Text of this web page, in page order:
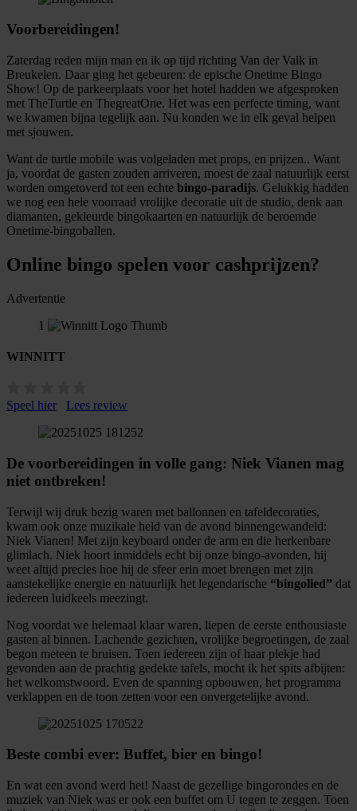
Voorbereidingen!
Zaterdag reden mijn man en ik op tijd richting Van der Valk in
Breukelen. Daar ging het gebeuren: de epische Onetime Bingo
Show! Op de parkeerplaats voor het hotel hadden we afgesproken
met TheTurtle en ThegreatOne. Het was een perfecte timing, want
we kwamen bijna tegelijk aan. Nu konden we in elk geval helpen
met sjouwen.
Want de turtle mobile was volgeladen met props, en prijzen.. Want
ja, voordat de gasten zouden arriveren, moest de zaal natuurlijk eerst
worden omgetoverd tot een echte bingo-paradijs. Gelukkig hadden
we nog een hele voorraad vrolijke decoratie uit de studio, denk aan
diamanten, gekleurde bingokaarten en natuurlijk de beroemde
Onetime-bingoballen.
Online bingo spelen voor cashprijzen?
Advertentie
1
WINNITT
Speel hier Lees review
De voorbereidingen in volle gang: Niek Vianen mag
niet ontbreken!
Terwijl wij druk bezig waren met ballonnen en tafeldecoraties,
kwam ook onze muzikale held van de avond binnengewandeld:
Niek Vianen! Met zijn keyboard onder de arm en die herkenbare
glimlach. Niek hoort inmiddels echt bij onze bingo-avonden, hij
weet altijd precies hoe hij de sfeer erin moet brengen met zijn
aanstekelijke energie en natuurlijk het legendarische “bingolied” dat
iedereen luidkeels meezingt.
Nog voordat we helemaal klaar waren, liepen de eerste enthousiaste
gasten al binnen. Lachende gezichten, vrolijke begroetingen, de zaal
begon meteen te bruisen. Toen iedereen zijn of haar plekje had
gevonden aan de prachtig gedekte tafels, mocht ik het spits afbijten:
het welkomstwoord. Even de spanning opbouwen, het programma
verklappen en de toon zetten voor een onvergetelijke avond.
Beste combi ever: Buffet, bier en bingo!
En wat een avond werd het! Naast de gezellige bingorondes en de
muziek van Niek was er ook een buffet om U tegen te zeggen. Toen